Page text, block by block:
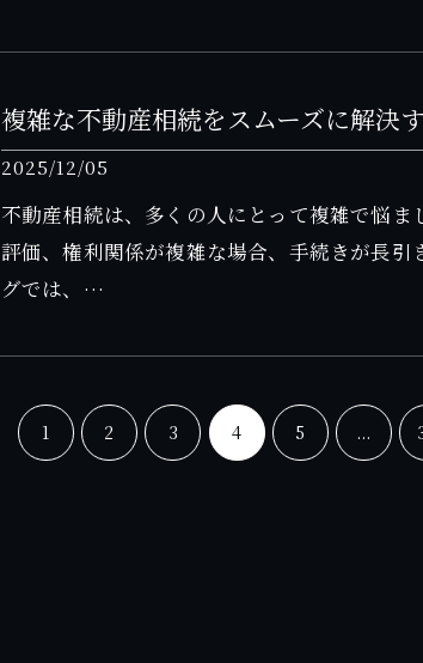
複雑な不動産相続をスムーズに解決
2025/12/05
不動産相続は、多くの人にとって複雑で悩
評価、権利関係が複雑な場合、手続きが長
グでは、…
1 2 3 4 5 ...